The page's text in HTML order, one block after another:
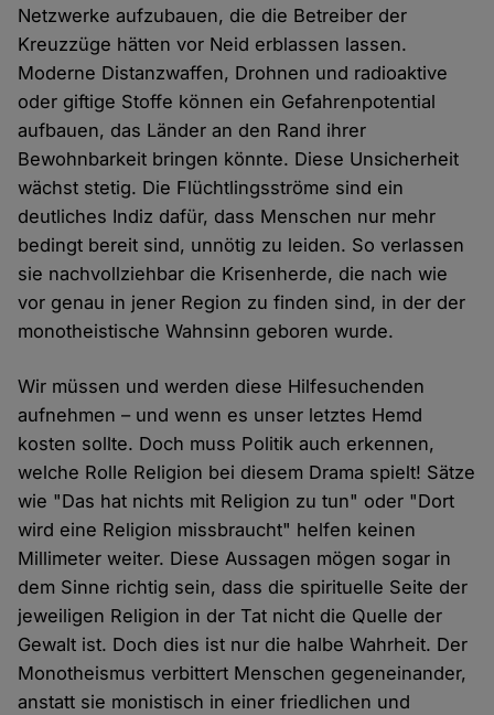
Netzwerke aufzubauen, die die Betreiber der
Kreuzzüge hätten vor Neid erblassen lassen.
Moderne Distanzwaffen, Drohnen und radioaktive
oder giftige Stoffe können ein Gefahrenpotential
aufbauen, das Länder an den Rand ihrer
Bewohnbarkeit bringen könnte. Diese Unsicherheit
wächst stetig. Die Flüchtlingsströme sind ein
deutliches Indiz dafür, dass Menschen nur mehr
bedingt bereit sind, unnötig zu leiden. So verlassen
sie nachvollziehbar die Krisenherde, die nach wie
vor genau in jener Region zu finden sind, in der der
monotheistische Wahnsinn geboren wurde.
Wir müssen und werden diese Hilfesuchenden
aufnehmen – und wenn es unser letztes Hemd
kosten sollte. Doch muss Politik auch erkennen,
welche Rolle Religion bei diesem Drama spielt! Sätze
wie "Das hat nichts mit Religion zu tun" oder "Dort
wird eine Religion missbraucht" helfen keinen
Millimeter weiter. Diese Aussagen mögen sogar in
dem Sinne richtig sein, dass die spirituelle Seite der
jeweiligen Religion in der Tat nicht die Quelle der
Gewalt ist. Doch dies ist nur die halbe Wahrheit. Der
Monotheismus verbittert Menschen gegeneinander,
anstatt sie monistisch in einer friedlichen und